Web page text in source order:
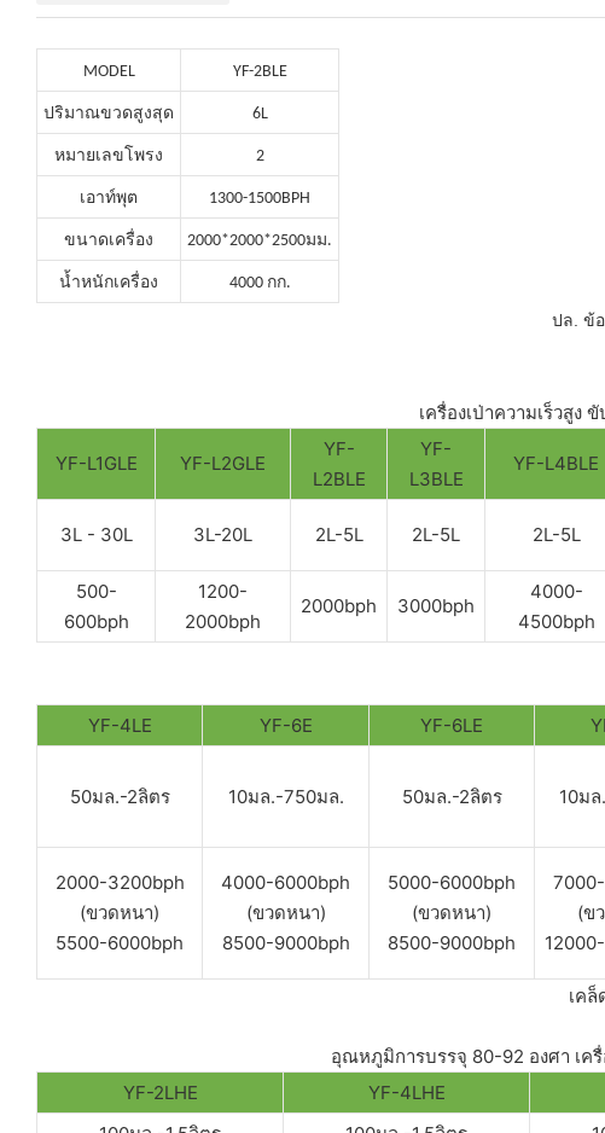
MODEL YF-2BLE
ปริมาณขวดสูงสุด 6L
หมายเลขโพรง 2
เอาท์พุต 1300-1500BPH
ขนาดเครื่อง 2000*2000*2500มม.
น้ำหนักเครื่อง 4000 กก.
ปล. ข้
เครื่องเป่าความเร็วสู
YF-L1GLE YF-L2GLE
YF-
L2BLE
YF-
L3BLE
YF-L4BLE
3L - 30L 3L-20L 2L-5L 2L-5L 2L-5L
500-
600bph
1200-
2000bph
2000bph 3000bph
4000-
4500bph
YF-4LE
YF-6E YF-6LE
50มล.-2ลิตร 10มล.-750มล. 50มล.-2ลิตร 10ม
2000-3200bph
(ขวดหนา)
5500-6000bph
4000-6000bph
(ขวดหนา)
8500-9000bph
5000-6000bph
(ขวดหนา)
8500-9000bph
(ข
เค
อุณหภูมิการบรรจุ 80-92 องศา เค
YF-2LHE
YF-4LHE